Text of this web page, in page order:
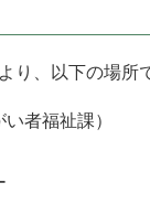
り、以下の場所
者福祉課）